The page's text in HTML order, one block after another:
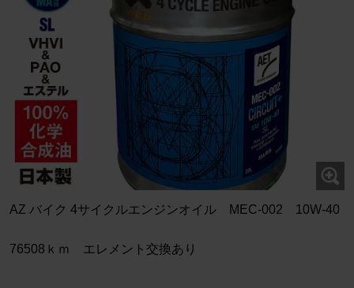
AZ バイク 4サイクルエンジンオイル MEC-002 10W-40
76508ｋｍ エレメント交換あり